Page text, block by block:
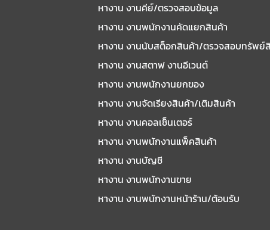
หางาน งานคีย์/ตรวจสอบข้อมูล
หางาน งานพนักงานคัดแยกสินค้า
หางาน งานนับสต็อกสินค้า/ตรวจสอบทรัพย์
หางาน งานสตาฟ งานอีเวนต์
หางาน งานพนักงานยกของ
หางาน งานจัดเรียงสินค้า/เติมสินค้า
หางาน งานคอลเซ็นเตอร์
หางาน งานพนักงานแพ็คสินค้า
หางาน งานบัญชี
หางาน งานพนักงานขาย
หางาน งานพนักงานหน้าร้าน/ต้อนรับ